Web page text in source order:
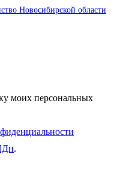
Новосибирской области
моих персональных
.